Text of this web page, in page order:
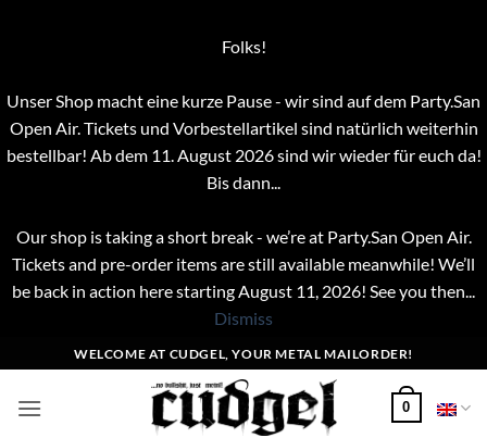
Folks!
Unser Shop macht eine kurze Pause - wir sind auf dem Party.San
Open Air. Tickets und Vorbestellartikel sind natürlich weiterhin
bestellbar! Ab dem 11. August 2026 sind wir wieder für euch da!
Bis dann...
Our shop is taking a short break - we’re at Party.San Open Air.
Tickets and pre-order items are still available meanwhile! We’ll
be back in action here starting August 11, 2026! See you then...
Dismiss
to
content
WELCOME AT CUDGEL, YOUR METAL MAILORDER!
0